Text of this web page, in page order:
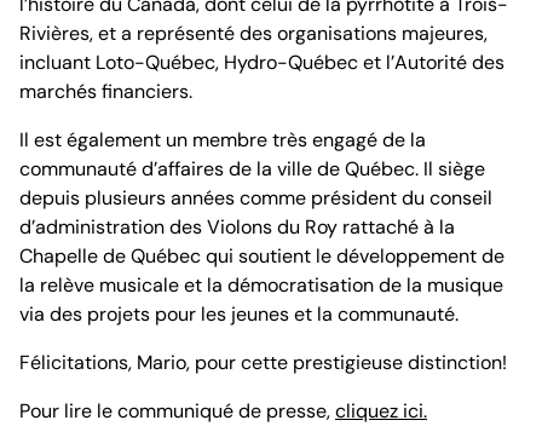
Rivières, et a représenté des organisations majeures,
incluant Loto-Québec, Hydro-Québec et l’Autorité des
marchés financiers.
Il est également un membre très engagé de la
communauté d’affaires de la ville de Québec. Il siège
depuis plusieurs années comme président du conseil
d’administration des Violons du Roy rattaché à la
Chapelle de Québec qui soutient le développement de
la relève musicale et la démocratisation de la musique
via des projets pour les jeunes et la communauté.
Félicitations, Mario, pour cette prestigieuse distinction!
Pour lire le communiqué de presse,cliquez ici.